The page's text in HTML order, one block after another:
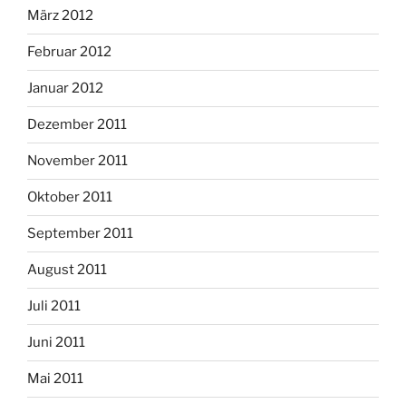
März 2012
Februar 2012
Januar 2012
Dezember 2011
November 2011
Oktober 2011
September 2011
August 2011
Juli 2011
Juni 2011
Mai 2011